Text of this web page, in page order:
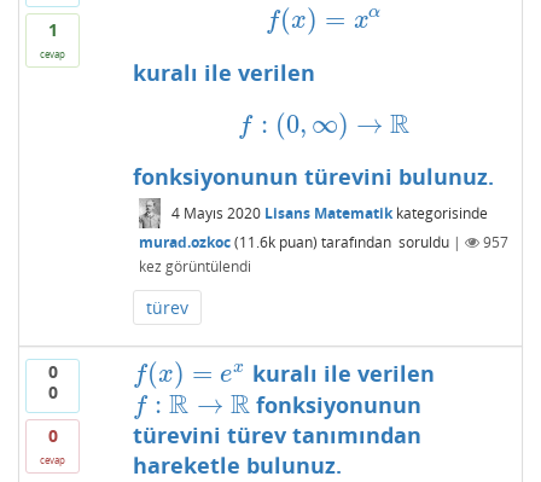
1
cevap
f(x) = xα
f(x) =xα
kuralı ile verilen
f : (0, ∞) → R
f:(0 ,∞)→ R
fonksiyonunun türevini bulunuz.
4 Mayıs 2020 Lisans Matematikkategorisinde
murad.ozkoc (11.6kpuan) tarafından soruldu |
957
kez görüntülendi
türev
0
0
0
cevap
f(x) = ex
f(x)=e x kuralı ile verilen
f : R → R
f:R→R
fonksiyonunun
türevini türev tanımından
hareketle bulunuz.